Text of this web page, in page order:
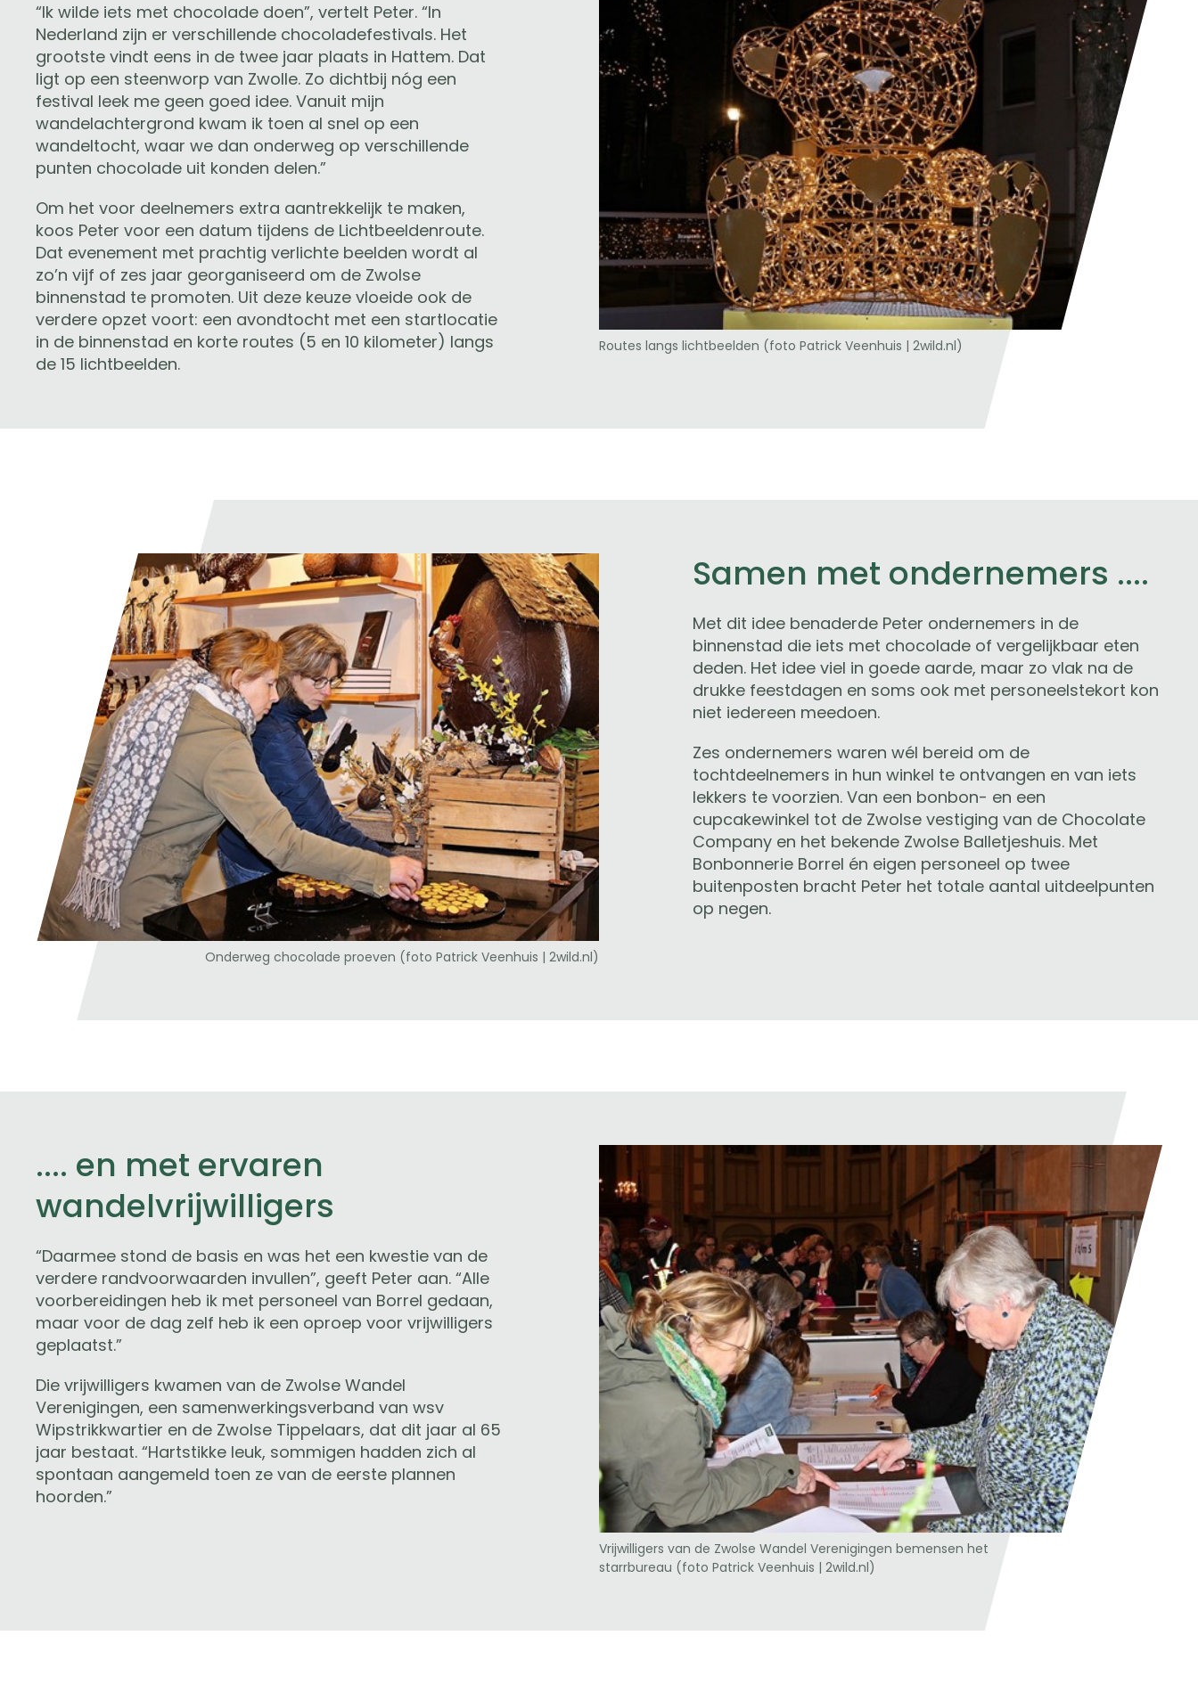
“Ik wilde iets met chocolade doen”, vertelt Peter. “In
Nederland zijn er verschillende chocoladefestivals. Het
grootste vindt eens in de twee jaar plaats in Hattem. Dat
ligt op een steenworp van Zwolle. Zo dichtbij nóg een
festival leek me geen goed idee. Vanuit mijn
wandelachtergrond kwam ik toen al snel op een
wandeltocht, waar we dan onderweg op verschillende
punten chocolade uit konden delen.”
Om het voor deelnemers extra aantrekkelijk te maken,
koos Peter voor een datum tijdens de Lichtbeeldenroute.
Dat evenement met prachtig verlichte beelden wordt al
zo’n vijf of zes jaar georganiseerd om de Zwolse
binnenstad te promoten. Uit deze keuze vloeide ook de
verdere opzet voort: een avondtocht met een startlocatie
in de binnenstad en korte routes (5 en 10 kilometer) langs
de 15 lichtbeelden.
Routes langs lichtbeelden (foto Patrick Veenhuis | 2wild.nl)
Onderweg chocolade proeven (foto Patrick Veenhuis | 2wild.nl)
Samen met ondernemers ....
Met dit idee benaderde Peter ondernemers in de
binnenstad die iets met chocolade of vergelijkbaar eten
deden. Het idee viel in goede aarde, maar zo vlak na de
drukke feestdagen en soms ook met personeelstekort kon
niet iedereen meedoen.
Zes ondernemers waren wél bereid om de
tochtdeelnemers in hun winkel te ontvangen en van iets
lekkers te voorzien. Van een bonbon- en een
cupcakewinkel tot de Zwolse vestiging van de Chocolate
Company en het bekende Zwolse Balletjeshuis. Met
Bonbonnerie Borrel én eigen personeel op twee
buitenposten bracht Peter het totale aantal uitdeelpunten
op negen.
.... en met ervaren
wandelvrijwilligers
“Daarmee stond de basis en was het een kwestie van de
verdere randvoorwaarden invullen”, geeft Peter aan. “Alle
voorbereidingen heb ik met personeel van Borrel gedaan,
maar voor de dag zelf heb ik een oproep voor vrijwilligers
geplaatst.”
Die vrijwilligers kwamen van de Zwolse Wandel
Verenigingen, een samenwerkingsverband van wsv
Wipstrikkwartier en de Zwolse Tippelaars, dat dit jaar al 65
jaar bestaat. “Hartstikke leuk, sommigen hadden zich al
spontaan aangemeld toen ze van de eerste plannen
hoorden.”
Vrijwilligers van de Zwolse Wandel Verenigingen bemensen het
starrbureau (foto Patrick Veenhuis | 2wild.nl)